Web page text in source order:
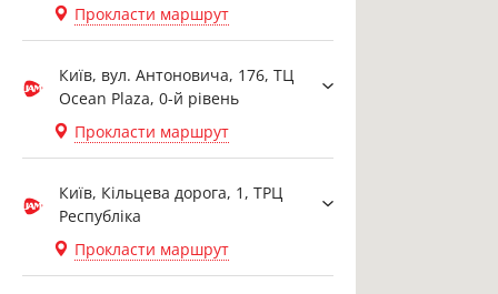
Прокласти маршрут
Київ, вул. Антоновича, 176, ТЦ
Ocean Plaza, 0-й рівень
Прокласти маршрут
Київ, Кільцева дорога, 1, ТРЦ
Республіка
Прокласти маршрут